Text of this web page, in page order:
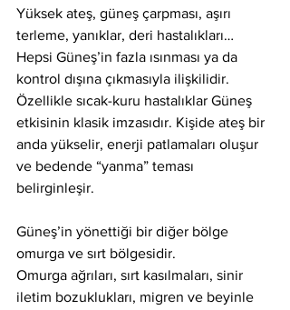
Yüksek ateş, güneş çarpması, aşırı
terleme, yanıklar, deri hastalıkları…
Hepsi Güneş’in fazla ısınması ya da
kontrol dışına çıkmasıyla ilişkilidir.
Özellikle sıcak-kuru hastalıklar Güneş
etkisinin klasik imzasıdır. Kişide ateş bir
anda yükselir, enerji patlamaları oluşur
ve bedende “yanma” teması
belirginleşir.
Güneş’in yönettiği bir diğer bölge
omurga ve sırt bölgesidir.
Omurga ağrıları, sırt kasılmaları, sinir
iletim bozuklukları, migren ve beyinle